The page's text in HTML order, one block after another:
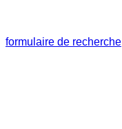
formulaire de recherche